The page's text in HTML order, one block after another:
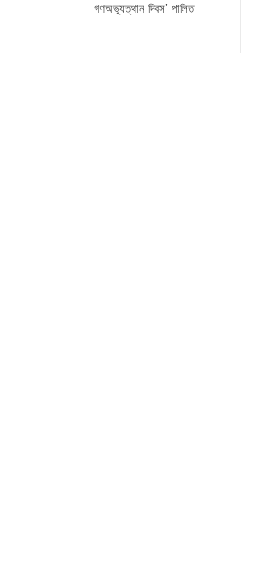
গণঅভ্যুত্থান দিবস’ পালিত